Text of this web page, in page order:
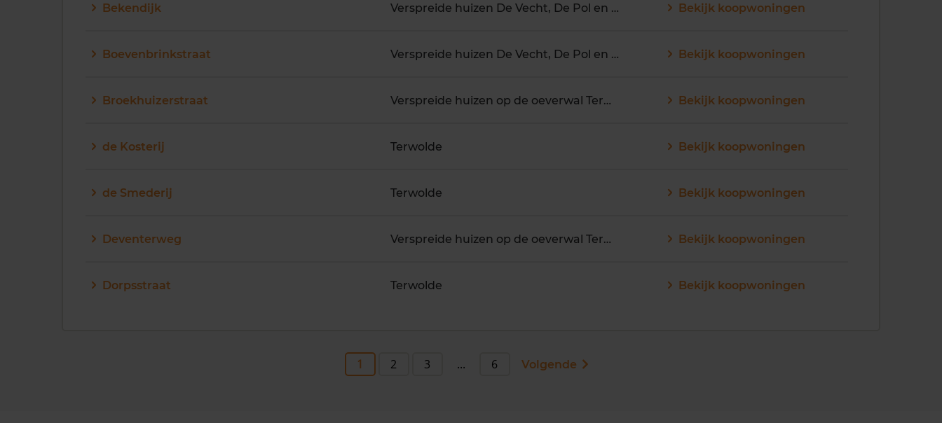
Bekendijk Verspreide huizen De Vecht, De Pol en omgeving, Verspreide huizen Nijbroek Bekijk koopwoningen
Boevenbrinkstraat Verspreide huizen De Vecht, De Pol en omgeving Bekijk koopwoningen
Broekhuizerstraat Verspreide huizen op de oeverwal Terwolde Bekijk koopwoningen
de Kosterij Terwolde Bekijk koopwoningen
de Smederij Terwolde Bekijk koopwoningen
Deventerweg Verspreide huizen op de oeverwal Terwolde, Terwolde Bekijk koopwoningen
Dorpsstraat Terwolde Bekijk koopwoningen
1 2 3 ... 6 Volgende